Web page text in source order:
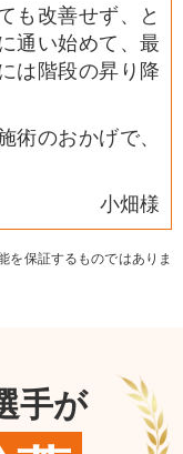
も改善せず、と
通い始めて、最
は階段の昇り降
術のおかげで、
小畑様
を保証するものではありま
手が